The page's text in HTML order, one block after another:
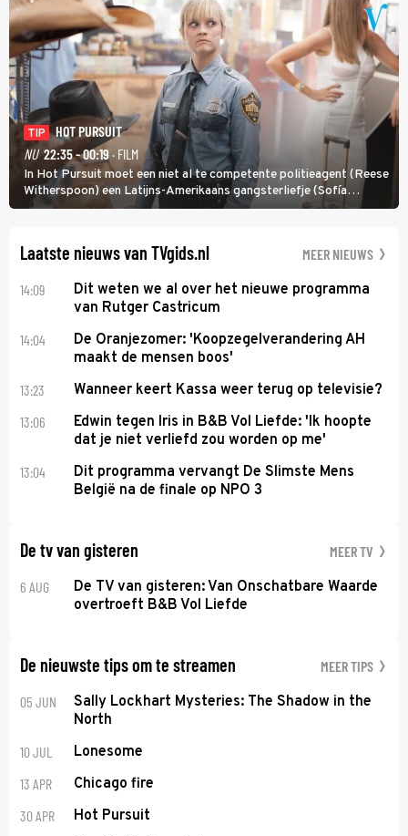
TIP
HOT PURSUIT
NU 22:35 - 00:19· FILM
In Hot Pursuit moet een niet al te competente politieagent (Reese
Witherspoon) een Latijns-Amerikaans gangsterliefje (Sofía
Vergara) beschermen tegen corrupte agenten en moordlustige
Laatste nieuws van TVgids.nl MEER NIEUWS
14:09
Dit weten we al over het nieuwe programma
van Rutger Castricum
14:04
De Oranjezomer: 'Koopzegelverandering AH
maakt de mensen boos'
13:23 Wanneer keert Kassa weer terug op televisie?
13:06
Edwin tegen Iris in B&B Vol Liefde: 'Ik hoopte
dat je niet verliefd zou worden op me'
13:04
Dit programma vervangt De Slimste Mens
België na de finale op NPO 3
De tv van gisteren MEER TV
6 AUG
De TV van gisteren: Van Onschatbare Waarde
overtroeft B&B Vol Liefde
De nieuwste tips om te streamen MEER TIPS
05 JUN
Sally Lockhart Mysteries: The Shadow in the
North
10 JUL Lonesome
13 APR Chicago fire
30 APR Hot Pursuit